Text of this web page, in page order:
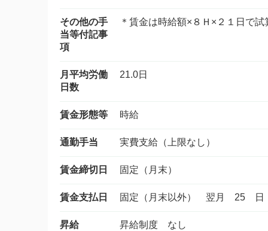
その他の手
当等付記事
項
＊賃金は時給額×８Ｈ×２１日で
月平均労働
日数
21.0日
賃金形態等 時給
通勤手当 実費支給（上限なし）
賃金締切日 固定（月末）
賃金支払日 固定（月末以外） 翌月 25 日
昇給 昇給制度 なし